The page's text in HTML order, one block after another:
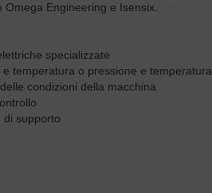
Engineering e Isensix.
specializzate
temperatura o pressione e temperatura
condizioni della macchina
di supporto